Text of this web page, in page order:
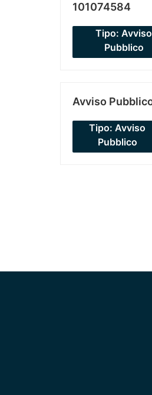
101074584
Tipo: Avviso
Pubblico
Avviso
Tipo: Avviso
Pubblico